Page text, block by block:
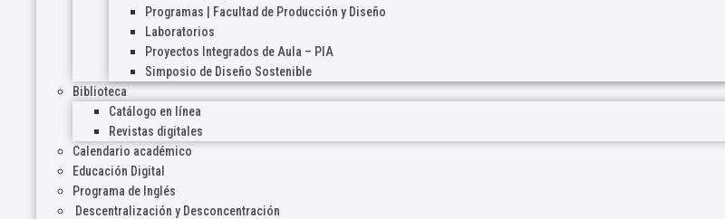
Programas | Facultad de Producción y Diseño
Laboratorios
Proyectos Integrados de Aula – PIA
Simposio de Diseño Sostenible
Biblioteca
Catálogo en línea
Revistas digitales
Calendario académico
Educación Digital
Programa de Inglés
Descentralización y Desconcentración